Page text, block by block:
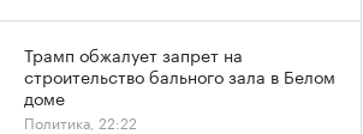
Трамп обжалует запрет на
строительство бального зала в Белом
доме
Политика, 22:22